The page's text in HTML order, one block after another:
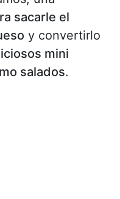
sacarle el
y convertirlo
mini
salados.